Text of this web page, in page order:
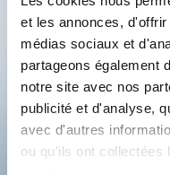
et les annonces,
médias sociaux et
partageons également
notre site avec nos
publicité et d'analyse,
avec d'autres
ou qu'ils ont collectées
linkedin
youtube